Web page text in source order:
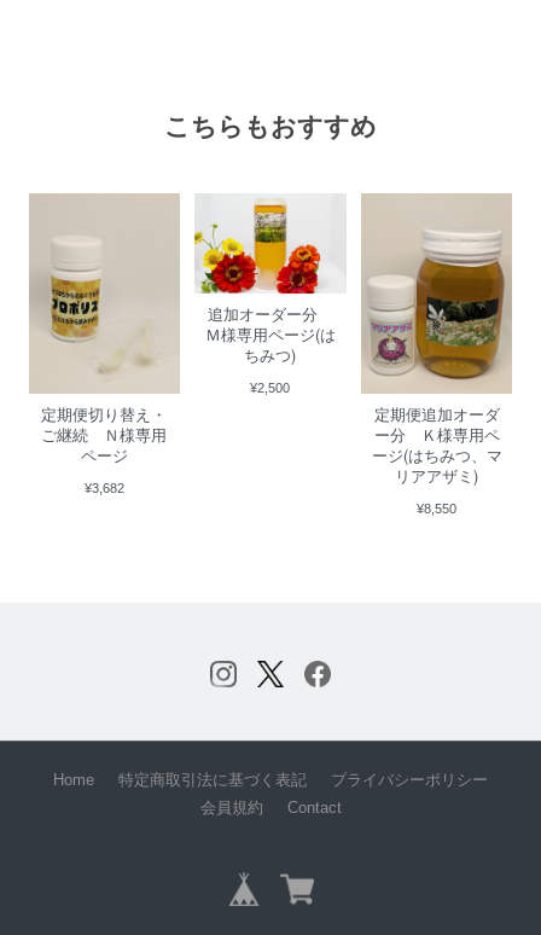
こちらもおすすめ
定期便切り替え・
ご継続 Ｎ様専用
ページ
¥3,682
追加オーダー分
Ｍ様専用ページ(は
ちみつ)
¥2,500
定期便追加オーダ
ー分 Ｋ様専用ペ
ージ(はちみつ、マ
リアアザミ)
¥8,550
Home 特定商取引法に基づく表記
プライバシーポリシー
会員規約
Contact